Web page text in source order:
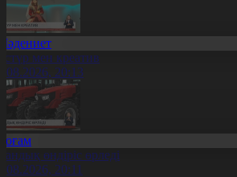
мен креатив
20:13
өндіріс өрледі
20:11